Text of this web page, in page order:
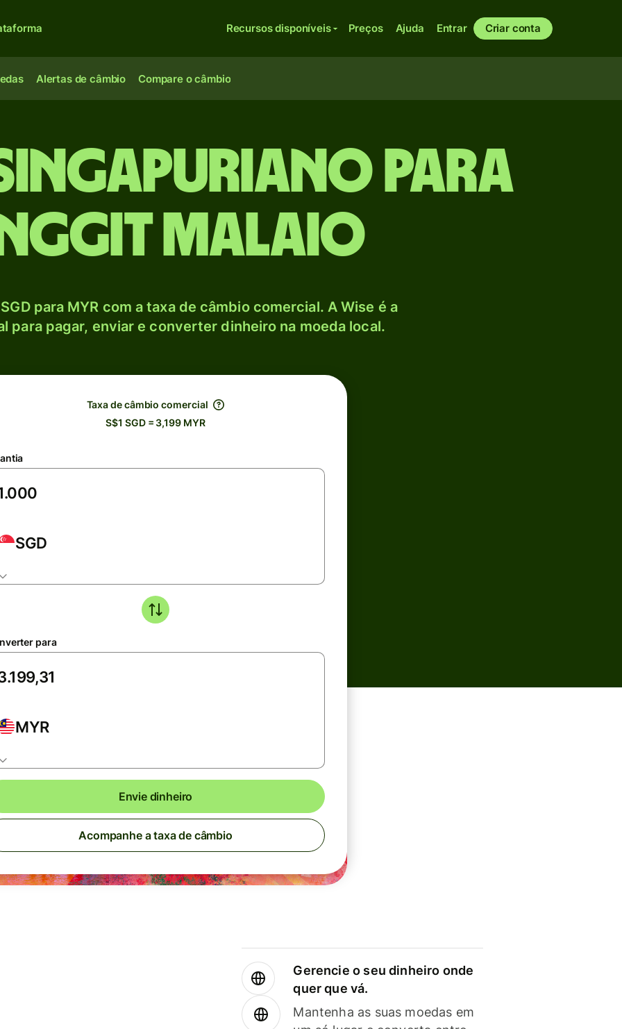
Recursos disponíveis Preços Ajuda Entrar Criar conta
Alertas de câmbio Compare o câmbio
para
malaio
para MYR com a taxa de câmbio comercial. A Wise é a
para pagar, enviar e converter dinheiro na moeda local.
Taxa de câmbio comercial
S$1 SGD = 3,199 MYR
SGD
para
MYR
Envie dinheiro
Acompanhe a taxa de câmbio
Gerencie o seu dinheiro onde
quer que vá.
Mantenha as suas moedas em